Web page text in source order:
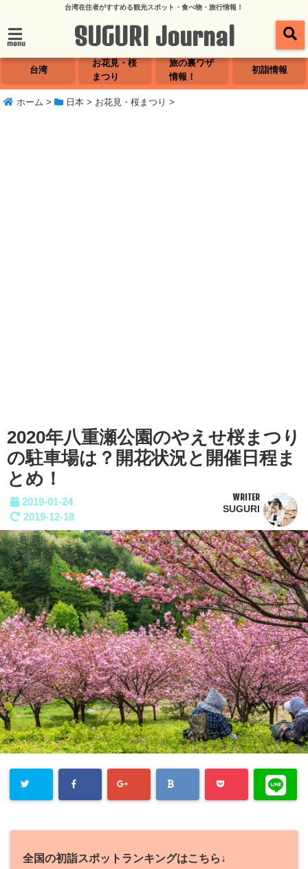
台湾在住者がすすめる観光スポット・食べ物・旅行情報！
menu SUGURI Journal
台湾
お花見・桜
まつり
旅の裏ワザ
情報！
初詣情報
ホーム > 日本 > お花見・桜まつり >
2020年八重瀬公園のやえせ桜まつり
の駐車場は？開花状況と開催日程ま
とめ！
2019-01-24
2019-12-18
WRITER
SUGURI
全国の初詣スポットランキングはこちら↓